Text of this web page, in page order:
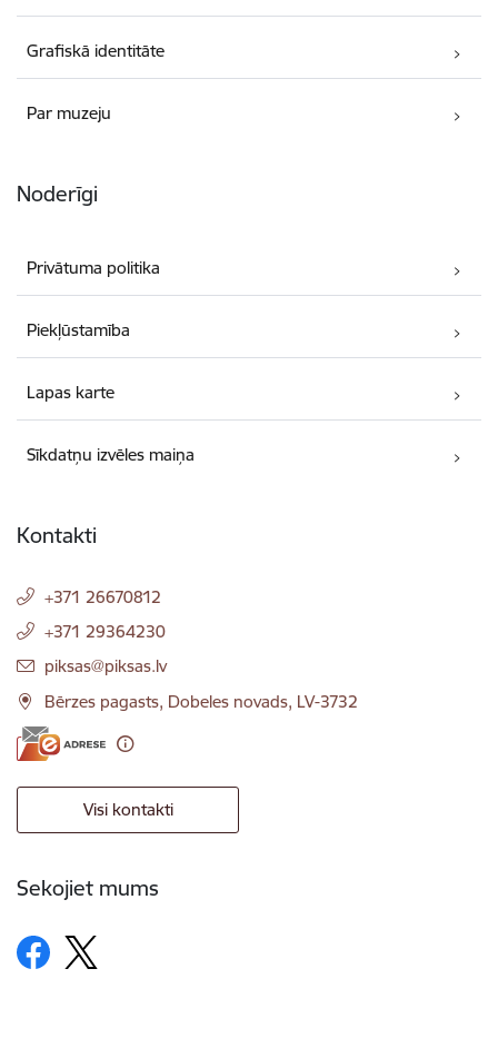
Grafiskā identitāte
Par muzeju
Noderīgi
Privātuma politika
Piekļūstamība
Lapas karte
Sīkdatņu izvēles maiņa
Kontakti
+371 26670812
+371 29364230
E-pasts:
piksas@piksas.lv
Bērzes pagasts, Dobeles novads, LV-3732
Visi kontakti
Sekojiet mums